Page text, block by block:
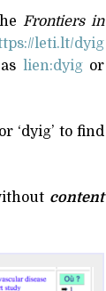
Frontiers in
​leti​.lt/​d​yig
lien:dyigor
‘dyig’ to find
content